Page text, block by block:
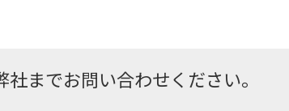
社までお問い合わせください。